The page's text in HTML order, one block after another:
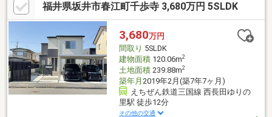
福井県坂井市春江町千歩寺 3,680万円 5SLDK
3,680万円
間取り 5SLDK
建物面積120.06m2
土地面積239.88m2
築年月 2019年2月(築7年7ヶ月)
えちぜん鉄道三国線 西長田ゆりの
里駅 徒歩12分
その他の交通